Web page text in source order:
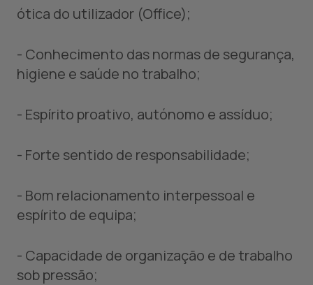
ótica do utilizador (Office);
- Conhecimento das normas de segurança,
higiene e saúde no trabalho;
- Espírito proativo, autónomo e assíduo;
- Forte sentido de responsabilidade;
- Bom relacionamento interpessoal e
espírito de equipa;
- Capacidade de organização e de trabalho
sob pressão;